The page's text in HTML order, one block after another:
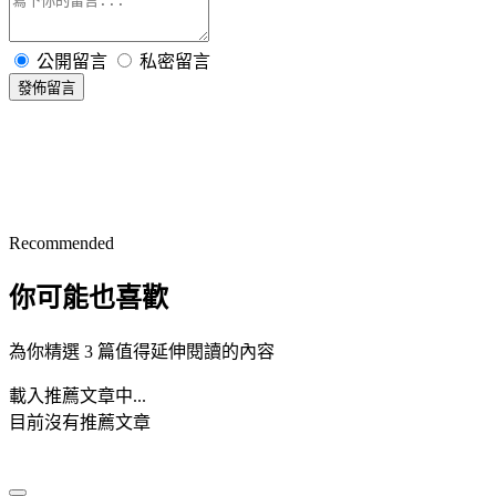
公開留言 私密留言
發佈留言
Recommended
你可能也喜歡
為你精選 3 篇值得延伸閱讀的內容
載入推薦文章中...
目前沒有推薦文章